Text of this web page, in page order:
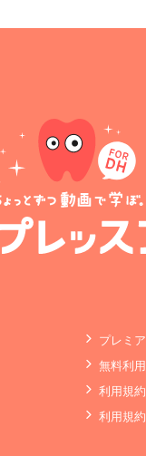
プレミ
無料利
利用規約
利用規